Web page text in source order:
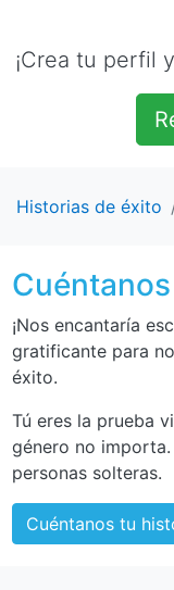
¡Crea tu perfil
Historias de éxito
¡Nos encantaría
gratificante para
éxito.
Tú eres la prueba
género no
personas solteras.
Cuéntanos tu